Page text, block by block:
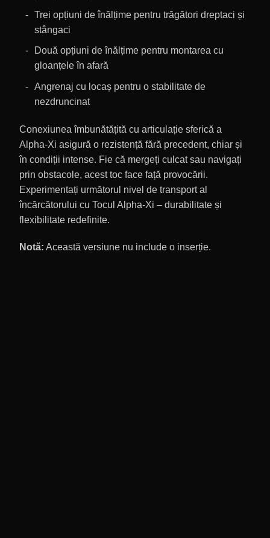
Trei opțiuni de înălțime pentru trăgători dreptaci și
stângaci
Două opțiuni de înălțime pentru montarea cu
gloanțele în afară
Angrenaj cu locaș pentru o stabilitate de
nezdruncinat
Conexiunea îmbunătățită cu articulație sferică a
Alpha-Xi asigură o rezistență fără precedent, chiar și
în condiții intense. Fie că mergeți culcat sau navigați
prin obstacole, acest toc face față provocării.
Experimentați următorul nivel de transport al
încărcătorului cu Tocul Alpha-Xi – durabilitate și
flexibilitate redefinite.
Notă: Această versiune nu include o inserție.